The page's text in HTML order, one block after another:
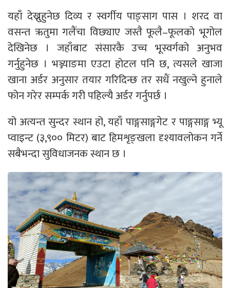
यहाँ देख्नुहुनेछ दिव्य र स्वर्गीय पाङ्साग पास । शरद वा
वसन्त ऋतुमा गलैंचा विछ्याए जस्तै फूलै–फूलको भूगोल
देखिनेछ । जहाँबाट संसारकै उच्च भूस्वर्गको अनुभव
गर्नुहुनेछ । भञ्ज्याङमा एउटा होटल पनि छ, त्यसले खाजा
खाना अर्डर अनुसार तयार गरिदिन्छ तर सधैं नखुल्ने हुनाले
फोन गरेर सम्पर्क गरी पहिल्यै अर्डर गर्नुपर्छ ।
यो अत्यन्त सुन्दर स्थान हो, यहाँ पाङ्गसाङ्गगेट र पाङ्गसाङ्ग भ्यू
प्वाइन्ट (३,९०० मिटर) बाट हिमशृङ्खला दृश्यावलोकन गर्ने
सबैभन्दा सुविधाजनक स्थान छ ।